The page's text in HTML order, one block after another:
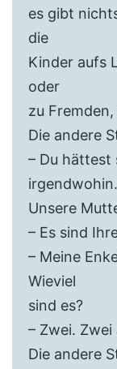
es gibt
die
Kinder aufs
oder
zu
Die andere
– Du hättest
irgendwohin.
Unsere
– Es sind
– Meine
Wieviel
sind es?
– Zwei.
Die andere